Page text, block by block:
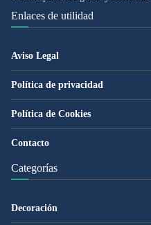
Enlaces de utilidad
Aviso Legal
Política de privacidad
Política de Cookies
Contacto
Categorías
Decoración